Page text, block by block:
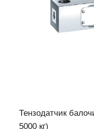
Тензодатчик
5000 кг)